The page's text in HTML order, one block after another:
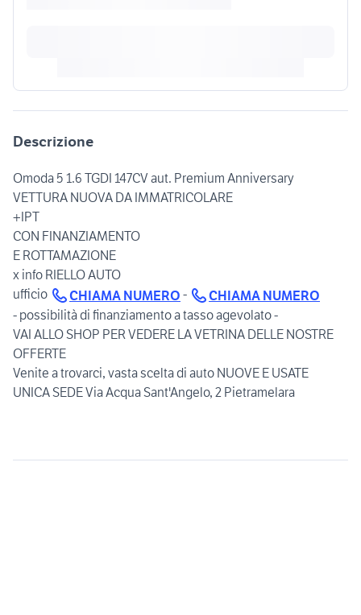
Descrizione
Omoda 5 1.6 TGDI 147CV aut. Premium Anniversary
VETTURA NUOVA DA IMMATRICOLARE
+IPT
CON FINANZIAMENTO
E ROTTAMAZIONE
x info RIELLO AUTO
ufficio
CHIAMA NUMERO -
CHIAMA NUMERO
- possibilità di finanziamento a tasso agevolato -
VAI ALLO SHOP PER VEDERE LA VETRINA DELLE NOSTRE
OFFERTE
Venite a trovarci, vasta scelta di auto NUOVE E USATE
UNICA SEDE Via Acqua Sant'Angelo, 2 Pietramelara